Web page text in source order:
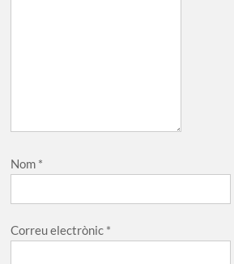
Nom *
Correu electrònic *